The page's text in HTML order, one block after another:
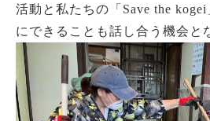
活動と私たちの「Save the
にできることも話し合う機会と